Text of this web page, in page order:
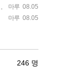
마루 08.05
마루 08.05
246 명